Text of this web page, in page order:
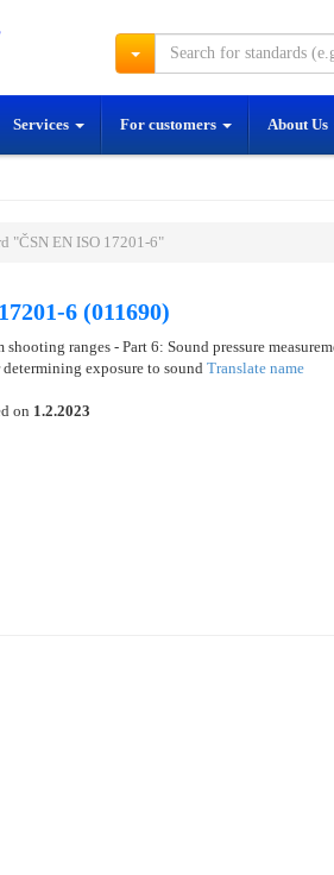
Services For customers About Us
"ČSN EN ISO 17201-6"
6 (011690)
ranges - Part 6: Sound pressure
exposure to soundTranslate name
on 1.2.2023